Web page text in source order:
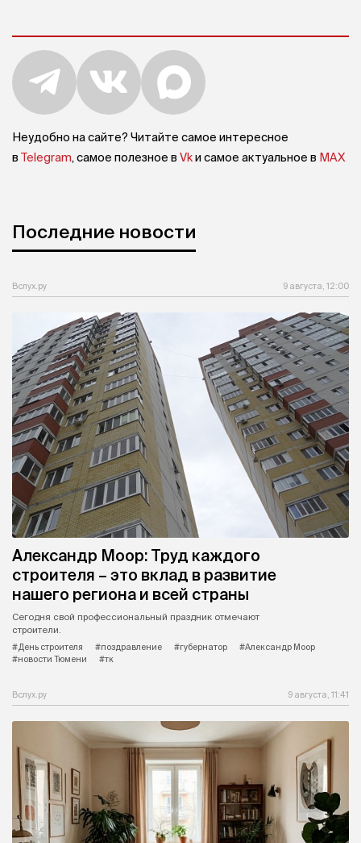
Неудобно на сайте? Читайте самое интересное
в Telegram, самое полезное в Vkи самое актуальное в MAX
Последние новости
Вслух.ру 9 августа, 12:00
Александр Моор: Труд каждого
строителя – это вклад в развитие
нашего региона и всей страны
Сегодня свой профессиональный праздник отмечают
строители.
#День строителя
#поздравление #губернатор
#Александр Моор
#новости Тюмени
#тк
Вслух.ру 9 августа, 11:41